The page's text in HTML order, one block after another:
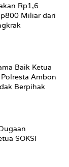
Rp1,6
Miliar dari
Baik Ketua
Ambon
Berpihak
SOKSI